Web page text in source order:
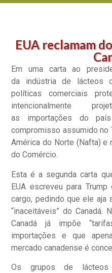
EUA reclamam
Em uma carta ao
da indústria de lácteos
políticas comerciais
intencionalmente
as importações do
compromisso assumido no
América do Norte (Nafta) e
do Comércio.
Esta é a segunda carta
EUA escreveu para
cargo, pedindo que ele aja
“inaceitáveis” do Canadá.
Canadá já impõe
importações e que
mercado canadense é
Os grupos de